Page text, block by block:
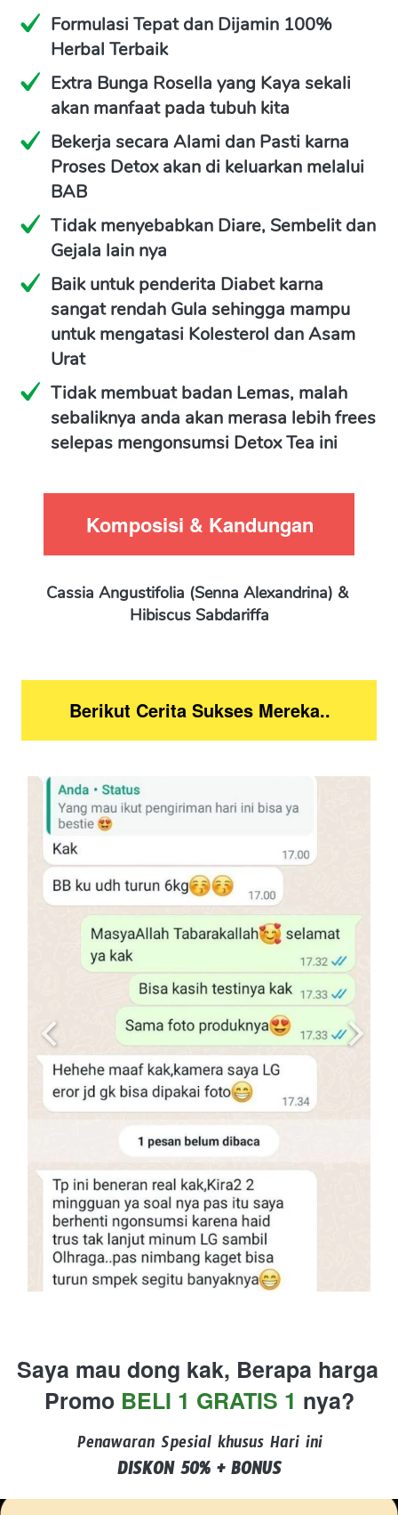
Formulasi Tepat dan Dijamin 100%
Herbal Terbaik
Extra Bunga Rosella yang Kaya sekali
akan manfaat pada tubuh kita
Bekerja secara Alami dan Pasti karna
Proses Detox akan di keluarkan melalui
BAB
Tidak menyebabkan Diare, Sembelit dan
Gejala lain nya
Baik untuk penderita Diabet karna
sangat rendah Gula sehingga mampu
untuk mengatasi Kolesterol dan Asam
Urat
Tidak membuat badan Lemas, malah
sebaliknya anda akan merasa lebih frees
selepas mengonsumsi Detox Tea ini
Komposisi & Kandungan
Cassia Angustifolia (Senna Alexandrina) &
Hibiscus Sabdariffa
Berikut Cerita Sukses Mereka..
Saya mau dong kak, Berapa harga
Promo BELI 1 GRATIS 1 nya?
Penawaran Spesial khusus Hari ini
DISKON 50% + BONUS